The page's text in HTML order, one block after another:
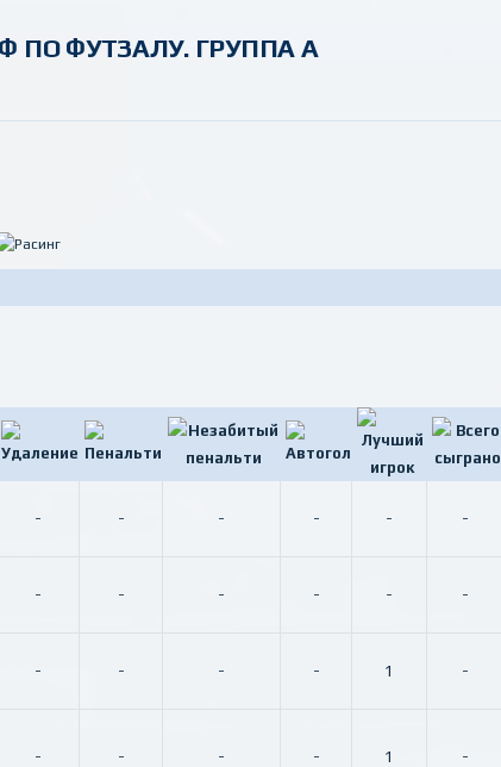
ПО ФУТЗАЛУ. ГРУППА А
- - - - - -
- - - - - -
- - - - 1 -
- - - - 1 -